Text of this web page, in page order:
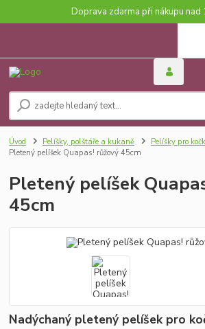
Doprava zdarma při nákupu nad
Úvod Pelíšky, polštáře a kukaně Pelíšky pro
Pletený pelíšek Quapas! růžový 45cm
Pletený pelíšek
45cm
Nadýchaný pletený pelíšek pro